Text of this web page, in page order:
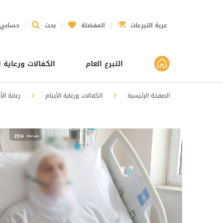
حسابي بحث المفضلة عربة التبرعات
التبرع العام الكفالات ورعاية
الصفحة الرئيسية الكفالات ورعاية الأيتام رعاية